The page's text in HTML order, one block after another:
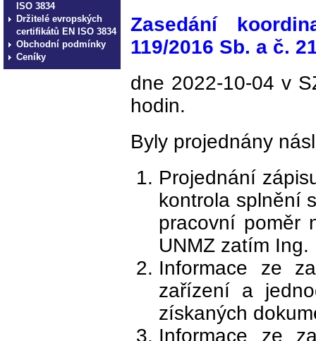
ISO 3834
Držitelé evropských
certifikátů EN ISO 3834
Obchodní podmínky
Ceníky
Zasedání
119/2016 Sb. a č.
dne 2022-10-04 v
hodin.
Byly projednány
Projednání
kontrola splnění
pracovní poměr
UNMZ zatím
Informace ze
zařízení a
získaných
Informace ze